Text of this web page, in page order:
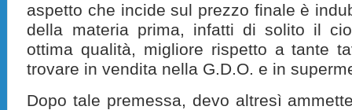
aspetto che incide sul prezzo finale è
della materia prima, infatti di solito il
ottima qualità, migliore rispetto a tante
trovare in vendita nella G.D.O. e in
Dopo tale premessa, devo altresì